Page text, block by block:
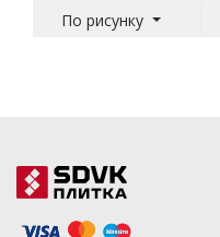
По рисунку